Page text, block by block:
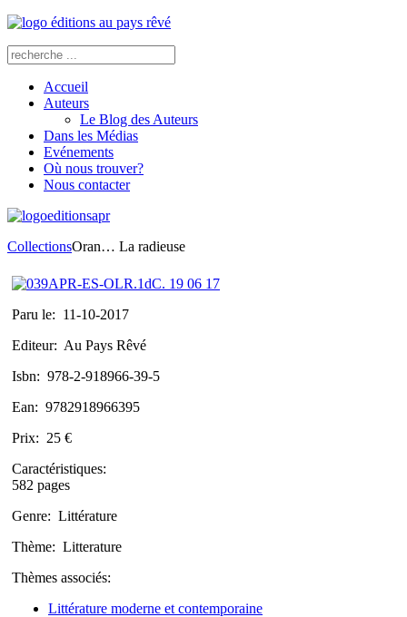
Accueil
Auteurs
Le Blog des Auteurs
Dans les Médias
Evénements
Où nous trouver?
Nous contacter
CollectionsOran… La radieuse
Paru le: 11-10-2017
Editeur: Au Pays Rêvé
Isbn: 978-2-918966-39-5
Ean: 9782918966395
Prix: 25 €
Caractéristiques:
582 pages
Genre: Littérature
Thème: Litterature
Thèmes associés:
Littérature moderne et contemporaine